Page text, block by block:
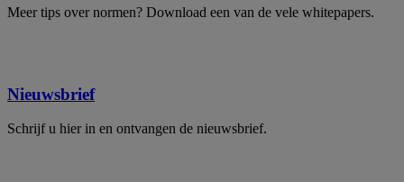
Meer tips over normen? Download een van de vele whitepapers.
Nieuwsbrief
Schrijf u hier in en ontvangen de nieuwsbrief.